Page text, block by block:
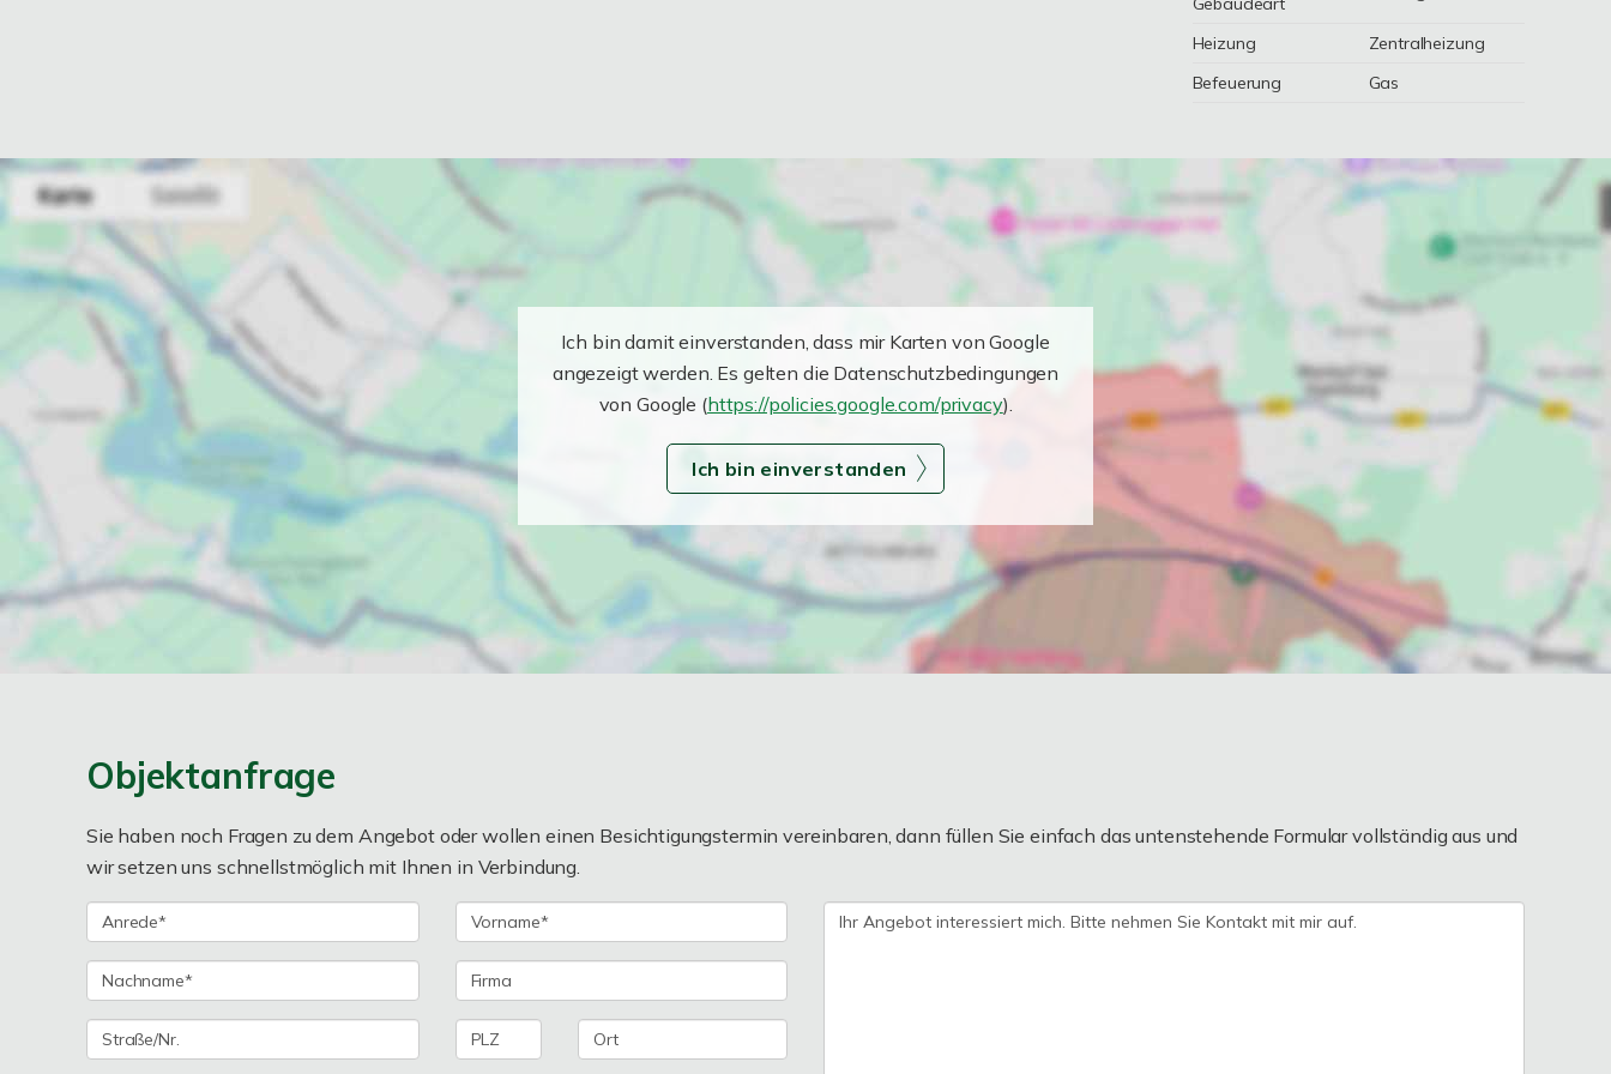
Heizung
Zentralheizung
Befeuerung
Gas
Ich bin damit einverstanden, dass mir Karten von Google
angezeigt werden. Es gelten die Datenschutzbedingungen
von Google (https://policies.google.com/privacy).
Ich bin einverstanden
Objektanfrage
Sie haben noch Fragen zu dem Angebot oder wollen einen Besichtigungstermin vereinbaren, dann füllen Sie einfach das untenstehende Formular vollständig aus und
wir setzen uns schnellstmöglich mit Ihnen in Verbindung.